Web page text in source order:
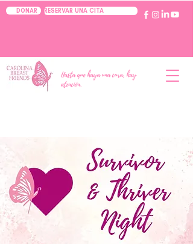
DONAR RESERVAR UNA CITA
Hasta que haya una cura, hay
atención.